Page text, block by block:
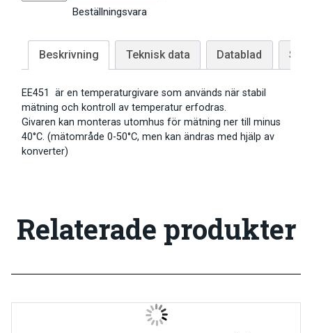
Beställningsvara
Beskrivning Teknisk data Datablad
EE451 är en temperaturgivare som används när stabil
mätning och kontroll av temperatur erfodras.
Givaren kan monteras utomhus för mätning ner till minus
40°C. (mätområde 0-50°C, men kan ändras med hjälp av
konverter)
Relaterade produkter